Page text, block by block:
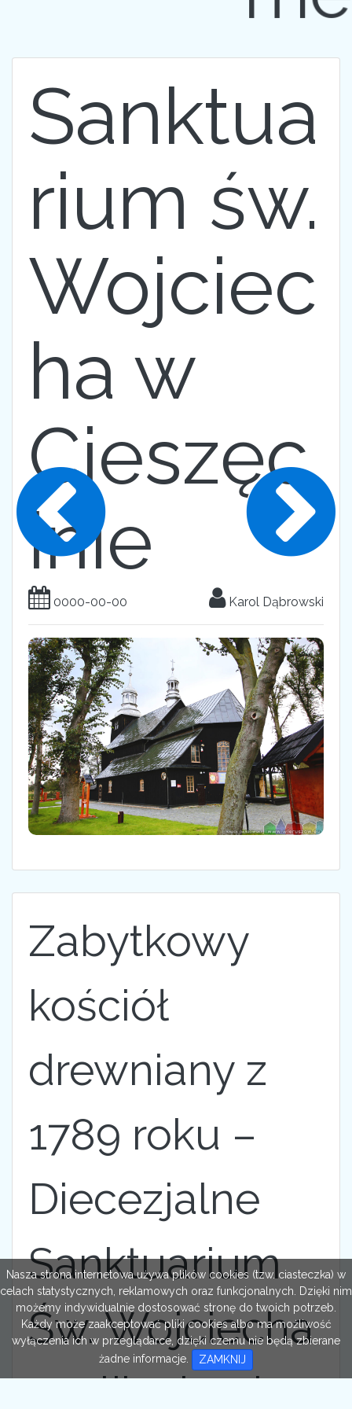
Sanktua
rium św.
Wojciec
ha w
Cieszęc
inie
0000-00-00 Karol Dąbrowski
Zabytkowy
kościół
drewniany z
1789 roku –
Diecezjalne
Sanktuarium
Św. Wojciecha
z relikwiami
Nasza strona internetowa używa plików cookies (tzw. ciasteczka) w
celach statystycznych, reklamowych oraz funkcjonalnych. Dzięki nim
możemy indywidualnie dostosować stronę do twoich potrzeb.
Każdy może zaakceptować pliki cookies albo ma możliwość
wyłączenia ich w przeglądarce, dzięki czemu nie będą zbierane
żadne informacje.
ZAMKNIJ